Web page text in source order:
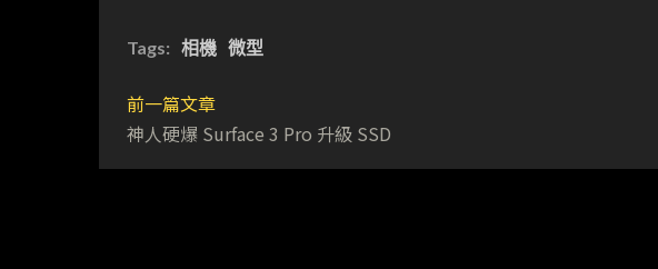
Tags: 相機 微型
前一篇文章
神人硬爆 Surface 3 Pro 升級 SSD